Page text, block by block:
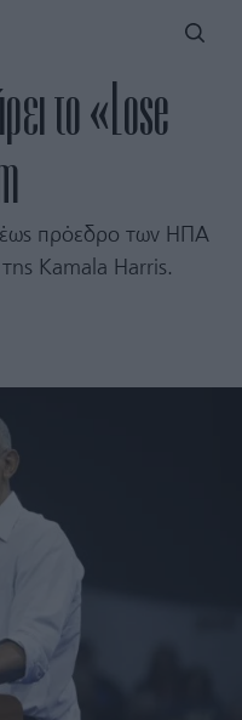
το «Lose
πρόεδρο των ΗΠΑ
Kamala Harris.